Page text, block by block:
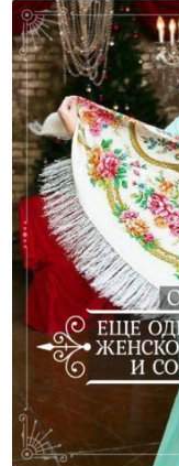
Еще Один
Обиды